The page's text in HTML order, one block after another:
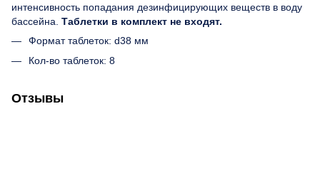
интенсивность попадания дезинфицирующих веществ в воду
бассейна. Таблетки в комплект не входят.
Формат таблеток: d38 мм
Кол-во таблеток: 8
Отзывы